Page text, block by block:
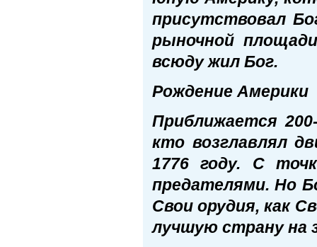
присутствовал
рыночной
всюду жил Бог.
Рождение Америки
Приближается
кто возглавлял
1776 году. С
предателями. Но
Свои орудия, как
лучшую страну на